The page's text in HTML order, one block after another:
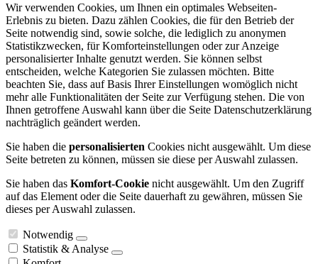
Wir verwenden Cookies, um Ihnen ein optimales Webseiten-
Erlebnis zu bieten. Dazu zählen Cookies, die für den Betrieb der
Seite notwendig sind, sowie solche, die lediglich zu anonymen
Statistikzwecken, für Komforteinstellungen oder zur Anzeige
personalisierter Inhalte genutzt werden. Sie können selbst
entscheiden, welche Kategorien Sie zulassen möchten. Bitte
beachten Sie, dass auf Basis Ihrer Einstellungen womöglich nicht
mehr alle Funktionalitäten der Seite zur Verfügung stehen. Die von
Ihnen getroffene Auswahl kann über die Seite Datenschutzerklärung
nachträglich geändert werden.
Sie haben die personalisierten Cookies nicht ausgewählt. Um diese
Seite betreten zu können, müssen sie diese per Auswahl zulassen.
Sie haben das Komfort-Cookie nicht ausgewählt. Um den Zugriff
auf das Element oder die Seite dauerhaft zu gewähren, müssen Sie
dieses per Auswahl zulassen.
Notwendig
Statistik & Analyse